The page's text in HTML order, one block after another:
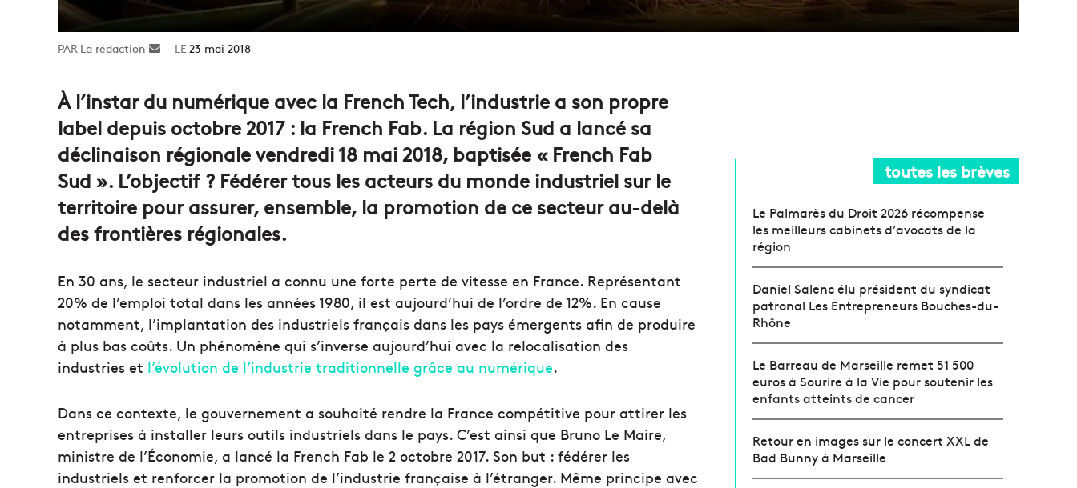
La rédaction
Envoyer23 mai 2018
À l’instar du numérique avec la French Tech, l’industrie a son propre
label depuis octobre 2017 : la French Fab. La région Sud a lancé sa
déclinaison régionale vendredi 18 mai 2018, baptisée « French Fab
Sud ». L’objectif ? Fédérer tous les acteurs du monde industriel sur le
territoire pour assurer, ensemble, la promotion de ce secteur au-delà
des frontières régionales.
En 30 ans, le secteur industriel a connu une forte perte de vitesse en France. Représentant
20% de l’emploi total dans les années 1980, il est aujourd’hui de l’ordre de 12%. En cause
notamment, l’implantation des industriels français dans les pays émergents afin de produire
à plus bas coûts. Un phénomène qui s’inverse aujourd’hui avec la relocalisation des
industries et l’évolution de l’industrie traditionnelle grâce au numérique.
Dans ce contexte, le gouvernement a souhaité rendre la France compétitive pour attirer les
entreprises à installer leurs outils industriels dans le pays. C’est ainsi que Bruno Le Maire,
ministre de l’Économie, a lancé la French Fab le 2 octobre 2017. Son but : fédérer les
industriels et renforcer la promotion de l’industrie française à l’étranger. Même principe avec
toutes les brèves
Le Palmarès du Droit 2026 récompense
les meilleurs cabinets d’avocats de la
région
Daniel Salenc élu président du syndicat
patronal Les Entrepreneurs Bouches-du-
Rhône
Le Barreau de Marseille remet 51 500
euros à Sourire à la Vie pour soutenir les
enfants atteints de cancer
Retour en images sur le concert XXL de
Bad Bunny à Marseille